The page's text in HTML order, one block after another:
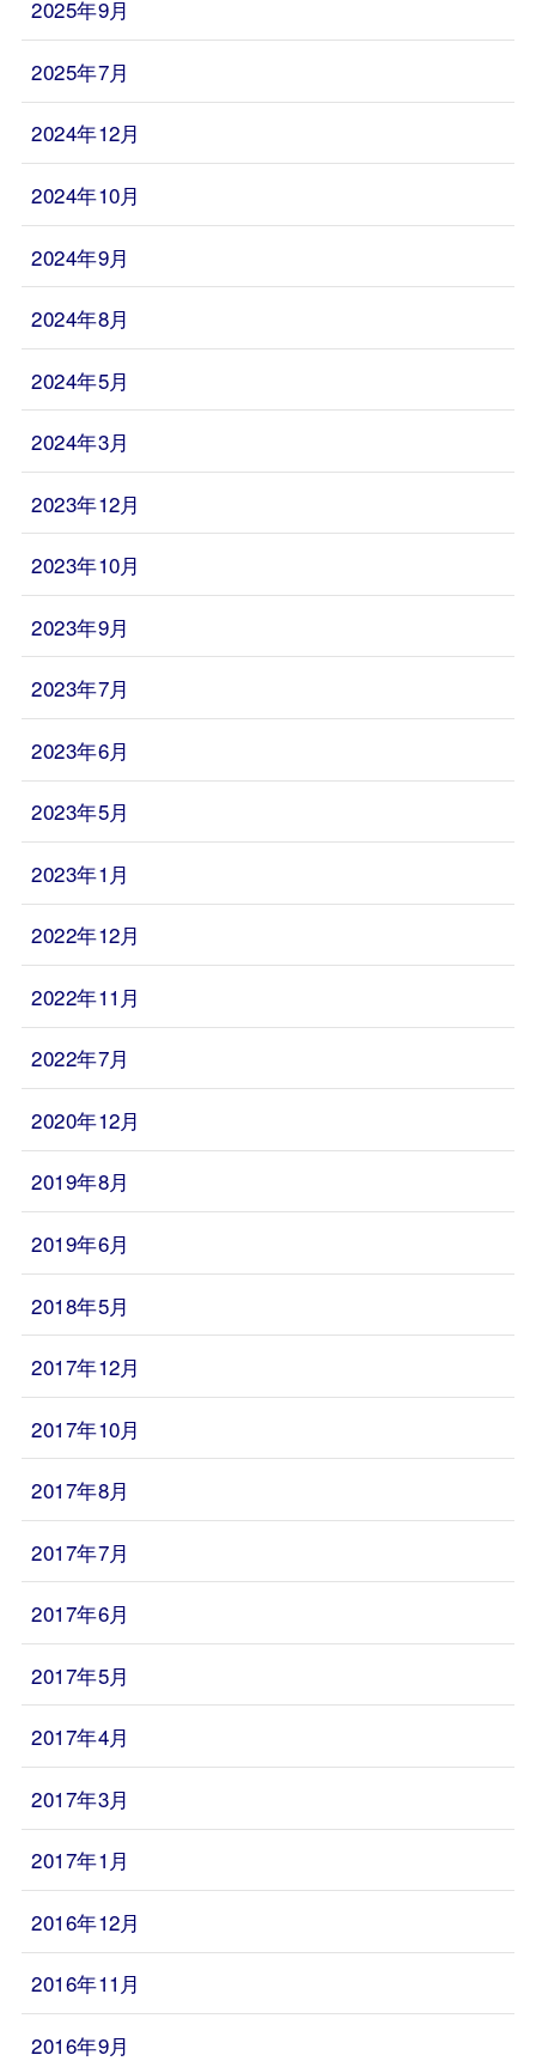
2025年9月
2025年7月
2024年12月
2024年10月
2024年9月
2024年8月
2024年5月
2024年3月
2023年12月
2023年10月
2023年9月
2023年7月
2023年6月
2023年5月
2023年1月
2022年12月
2022年11月
2022年7月
2020年12月
2019年8月
2019年6月
2018年5月
2017年12月
2017年10月
2017年8月
2017年7月
2017年6月
2017年5月
2017年4月
2017年3月
2017年1月
2016年12月
2016年11月
2016年9月